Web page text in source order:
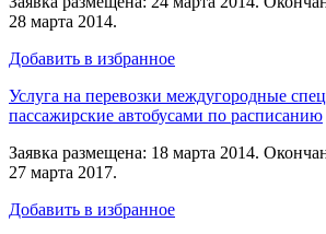
28 марта 2014.
Добавить в избранное
Услуга на перевозки междугородные
пассажирские автобусами по расписанию
Заявка размещена: 18 марта 2014.
27 марта 2017.
Добавить в избранное